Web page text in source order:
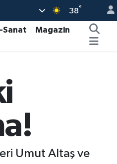
38°
Sanat
Magazin
Umut Altaş ve